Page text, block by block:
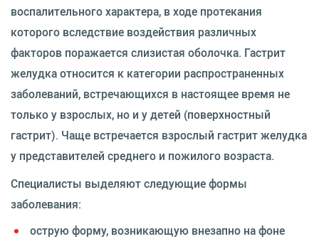
воспалительного характера, в ходе протекания
которого вследствие воздействия различных
факторов поражается слизистая оболочка. Гастрит
желудка относится к категории распространенных
заболеваний, встречающихся в настоящее время не
только у взрослых, но и у детей (поверхностный
гастрит). Чаще встречается взрослый гастрит желудка
у представителей среднего и пожилого возраста.
Специалисты выделяют следующие формы
заболевания:
острую форму, возникающую внезапно на фоне